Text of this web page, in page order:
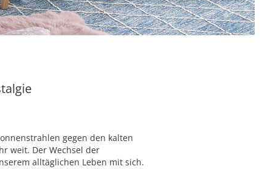
gegen den kalten
weit. Der Wechsel der
alltäglichen Leben mit sich.